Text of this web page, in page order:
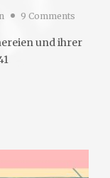
9 Comments
und ihrer